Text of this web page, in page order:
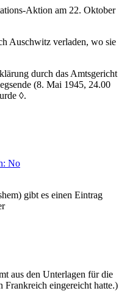
Aktion am 22. Oktober
Auschwitz verladen, wo sie
durch das Amtsgericht
(8. Mai 1945, 24.00
◊.
No
gibt es einen Eintrag
aus den Unterlagen für die
eingereicht hatte.)